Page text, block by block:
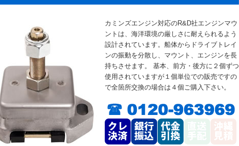
カミンズエンジン対応のR&D社エンジンマウ
ントは、海洋環境の厳しさに耐えられるよう
設計されています。船体からドライブトレイ
ンの振動を分散し、マウント、エンジンを長
持ちさせます。 基本、前方・後方に２個ずつ
使用されていますが１個単位での販売ですの
で全箇所交換の場合は４個ご購入下さい。